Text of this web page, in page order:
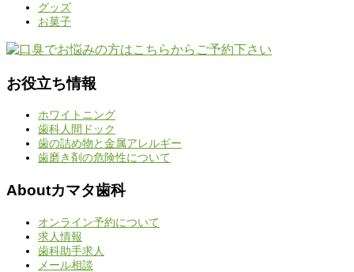
グッズ
お菓子
お役立ち情報
ホワイトニング
歯科人間ドック
歯の詰め物と金属アレルギー
歯磨き剤の危険性について
Aboutカマタ歯科
オンライン予約について
求人情報
歯科助手求人
メール相談